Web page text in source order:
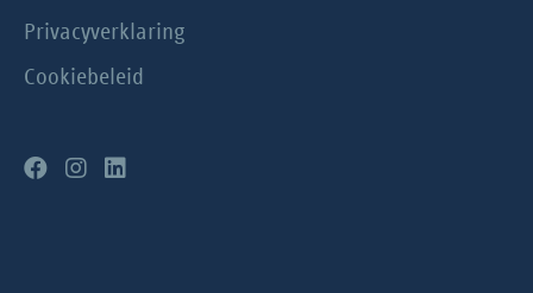
Privacyverklaring
Cookiebeleid